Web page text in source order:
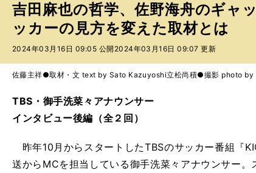
ポ
ル
テ
ィ
ー
バ
吉田麻也の哲学、佐野海舟のギャ
ッカーの見方を変えた取材とは
2024年03月16日 09:05 公開 2024年03月16日 09:07 更新
佐藤主祥●取材・文 text by Sato Kazuyoshi立松尚積●撮影 photo
TBS・御手洗菜々アナウンサー
インタビュー後編（全２回）
昨年10月からスタートしたTBSのサッカー番組『
送からMCを担当している御手洗菜々アナウンサー